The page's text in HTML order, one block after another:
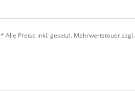
* Alle Preise inkl. gesetzl. Mehrwertsteuer zzgl.